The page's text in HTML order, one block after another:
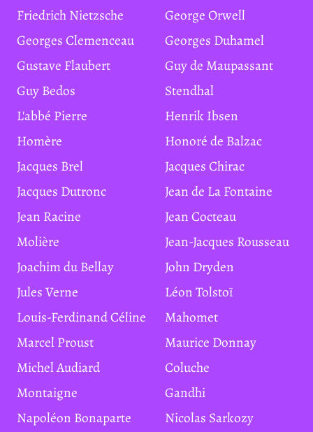
Friedrich Nietzsche
George Orwell
Georges Clemenceau
Georges Duhamel
Gustave Flaubert
Guy de Maupassant
Guy Bedos
Stendhal
L'abbé Pierre
Henrik Ibsen
Homère
Honoré de Balzac
Jacques Brel
Jacques Chirac
Jacques Dutronc
Jean de La Fontaine
Jean Racine
Jean Cocteau
Molière
Jean-Jacques Rousseau
Joachim du Bellay
John Dryden
Jules Verne
Léon Tolstoï
Louis-Ferdinand Céline
Mahomet
Marcel Proust
Maurice Donnay
Michel Audiard
Coluche
Montaigne
Gandhi
Napoléon Bonaparte
Nicolas Sarkozy